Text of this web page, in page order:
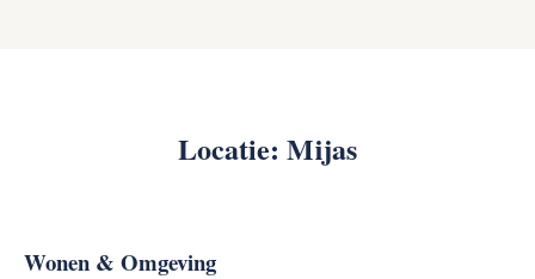
Locatie: Mijas
Wonen & Omgeving